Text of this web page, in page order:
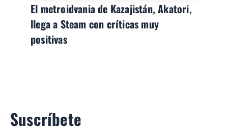
El metroidvania de Kazajistán, Akatori,
llega a Steam con críticas muy
positivas
Suscríbete